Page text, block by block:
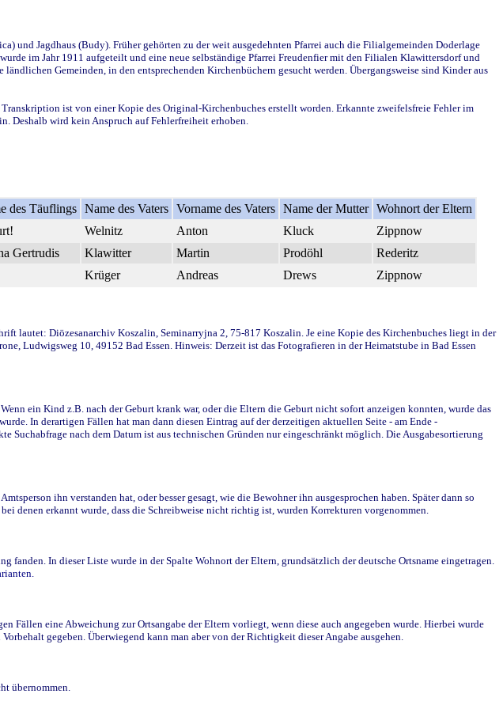
Jagdhaus (Budy). Früher gehörten zu der weit ausgedehnten Pfarrei auch die Filialgemeinden Doderlage
im Jahr 1911 aufgeteilt und eine neue selbständige Pfarrei Freudenfier mit den Filialen Klawittersdorf und
Gemeinden, in den entsprechenden Kirchenbüchern gesucht werden. Übergangsweise sind Kinder aus
ist von einer Kopie des Original-Kirchenbuches erstellt worden. Erkannte zweifelsfreie Fehler im
Deshalb wird kein Anspruch auf Fehlerfreiheit erhoben.
des Täuflings Name des Vaters Vorname des Vaters Name der Mutter Wohnort der Eltern
Welnitz Anton Kluck
Zippnow
Gertrudis Klawitter Martin Prodöhl
Rederitz
Krüger Andreas Drews Zippnow
lautet: Diözesanarchiv Koszalin, Seminarryjna 2, 75-817 Koszalin. Je eine Kopie des Kirchenbuches liegt in der
Ludwigsweg 10, 49152 Bad Essen. Hinweis: Derzeit ist das Fotografieren in der Heimatstube in Bad Essen
ein Kind z.B. nach der Geburt krank war, oder die Eltern die Geburt nicht sofort anzeigen konnten, wurde das
In derartigen Fällen hat man dann diesen Eintrag auf der derzeitigen aktuellen Seite - am Ende -
nach dem Datum ist aus technischen Gründen nur eingeschränkt möglich. Die Ausgabesortierung
ihn verstanden hat, oder besser gesagt, wie die Bewohner ihn ausgesprochen haben. Später dann so
denen erkannt wurde, dass die Schreibweise nicht richtig ist, wurden Korrekturen vorgenommen.
In dieser Liste wurde in der Spalte Wohnort der Eltern, grundsätzlich der deutsche Ortsname eingetragen.
Fällen eine Abweichung zur Ortsangabe der Eltern vorliegt, wenn diese auch angegeben wurde. Hierbei wurde
gegeben. Überwiegend kann man aber von der Richtigkeit dieser Angabe ausgehen.
übernommen.